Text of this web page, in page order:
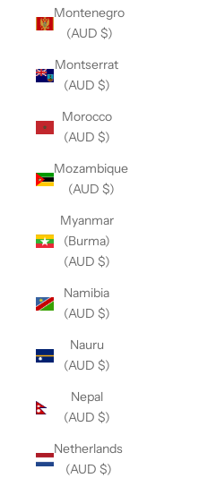
Montenegro
(AUD $)
Montserrat
(AUD $)
Morocco
(AUD $)
Mozambique
(AUD $)
Myanmar
(Burma)
(AUD $)
Namibia
(AUD $)
Nauru
(AUD $)
Nepal
(AUD $)
Netherlands
(AUD $)